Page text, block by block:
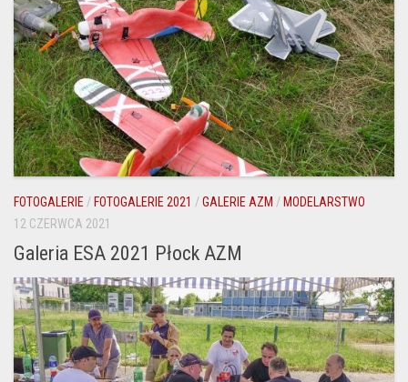
FOTOGALERIE/ FOTOGALERIE 2021 /GALERIE AZM / MODELARSTWO
12 CZERWCA 2021
Galeria ESA 2021 Płock AZM